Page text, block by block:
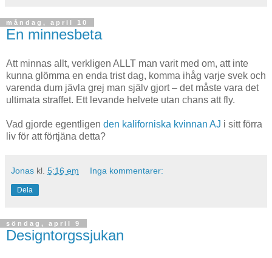
måndag, april 10
En minnesbeta
Att minnas allt, verkligen ALLT man varit med om, att inte
kunna glömma en enda trist dag, komma ihåg varje svek och
varenda dum jävla grej man själv gjort – det måste vara det
ultimata straffet. Ett levande helvete utan chans att fly.
Vad gjorde egentligen den kaliforniska kvinnan AJ i sitt förra
liv för att förtjäna detta?
Jonas kl. 5:16 em Inga kommentarer:
Dela
söndag, april 9
Designtorgssjukan